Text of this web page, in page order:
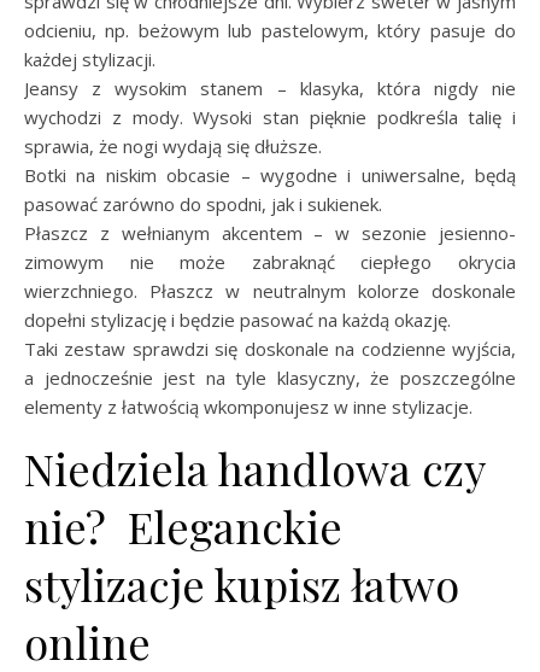
odcieniu, np. beżowym lub pastelowym, który pasuje do
każdej stylizacji.
Jeansy z wysokim stanem – klasyka, która nigdy nie
wychodzi z mody. Wysoki stan pięknie podkreśla talię i
sprawia, że nogi wydają się dłuższe.
Botki na niskim obcasie – wygodne i uniwersalne, będą
pasować zarówno do spodni, jak i sukienek.
Płaszcz z wełnianym akcentem – w sezonie jesienno-
zimowym nie może zabraknąć ciepłego okrycia
wierzchniego. Płaszcz w neutralnym kolorze doskonale
dopełni stylizację i będzie pasować na każdą okazję.
Taki zestaw sprawdzi się doskonale na codzienne wyjścia,
a jednocześnie jest na tyle klasyczny, że poszczególne
elementy z łatwością wkomponujesz w inne stylizacje.
Niedziela handlowa czy
nie? Eleganckie
stylizacje kupisz łatwo
online